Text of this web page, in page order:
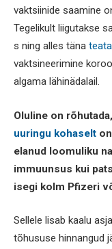
vaktsiinide saamine
Tegelikult liigutakse
s ning alles täna
vaktsineerimine
algama lähinädalail.
Oluline on
uuringu kohaselt
elanud loomuliku
immuunsus kui
isegi kolm Pfizeri
Sellele lisab kaalu
tõhususe hinnangud